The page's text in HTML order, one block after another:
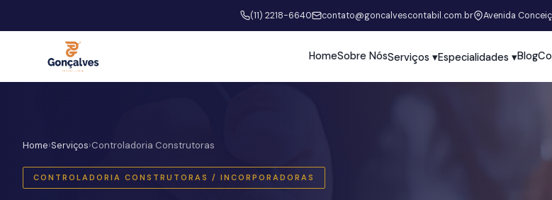
(11) 2218-6640 contato@goncalvescontabil.com.br Avenida
HomeSobre NósServiços ▾Especialidades ▾Blog
Home›Serviços›Controladoria Construtoras
CONTROLADORIA CONSTRUTORAS / INCORPORADORAS